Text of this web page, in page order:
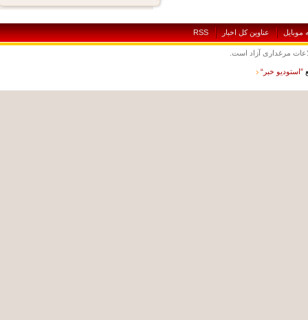
عناوين کل اخبار RSS
مرغداری آزاد است.
خبر“